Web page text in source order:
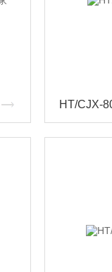
HT/CJX-